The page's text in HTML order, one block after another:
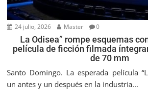
24 julio, 2026 Master 0
La Odisea” rompe esquemas
película de ficción filmada
de 70 mm
Santo Domingo. La esperada película
un antes y un después en la industria...